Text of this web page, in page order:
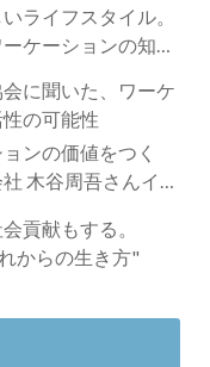
ライフスタイル。
ケーションの知ら
に聞いた、ワーケ
の可能性
ンの価値をつく
木谷周吾さんイン
貢献もする。
からの生き方"